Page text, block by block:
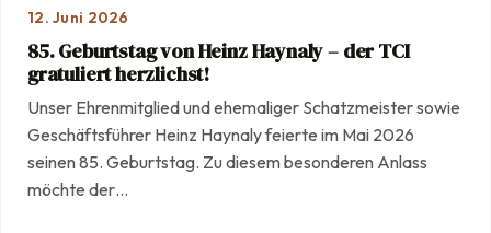
12. Juni 2026
85. Geburtstag von Heinz Haynaly – der TCI
gratuliert herzlichst!
Unser Ehrenmitglied und ehemaliger Schatzmeister sowie
Geschäftsführer Heinz Haynaly feierte im Mai 2026
seinen 85. Geburtstag. Zu diesem besonderen Anlass
möchte der…